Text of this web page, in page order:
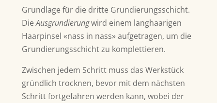
Grundlage für die dritte Grundierungsschicht.
DieAusgrundierungwird einem langhaarigen
Haarpinsel «nass in nass» aufgetragen, um die
Grundierungsschicht zu komplettieren.
Zwischen jedem Schritt muss das Werkstück
gründlich trocknen, bevor mit dem nächsten
Schritt fortgefahren werden kann, wobei der